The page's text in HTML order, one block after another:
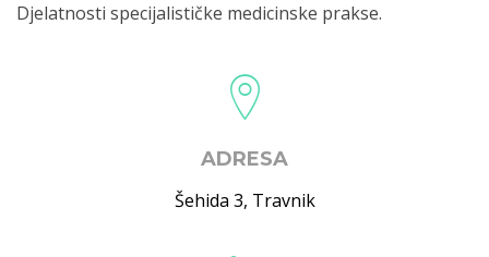
Djelatnosti specijalističke medicinske prakse.
ADRESA
Šehida 3, Travnik